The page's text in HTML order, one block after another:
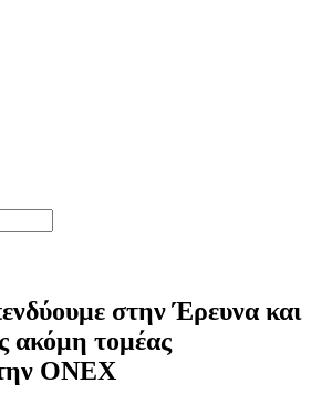
στην Έρευνα και
ακόμη τομέας
ONEX